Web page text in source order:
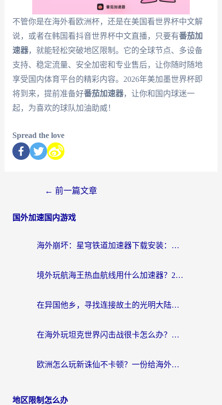
不管你是在海外看欧洲杯，还是在美国看世界杯中文解
说，或者在韩国看抖音世界杯中文直播，只要有番茄加
速器，就能轻松突破地区限制。它的全球节点、多设备
支持、稳定流量、安全加密和专业售后，让你随时随地
享受国内体育平台的精彩内容。2026年美加墨世界杯即
将到来，提前准备好番茄加速器，让你和国内球迷一
起，为喜欢的球队加油助威！
Spread the love
← 前一篇文章
国外加速国内游戏
海外崩坏：星穹铁道加速器下载安装：一份给游子的终极网络指南
境外玩航海王热血航线用什么加速器？2026海外玩家实测最优方案（附欧洲问道堡垒前线加速技巧）
在异国他乡，寻找连接故土的光明大陆免费加速器
在海外玩坦克世界闪击战很卡怎么办？老玩家亲测有效的加速器选择指南
欧洲怎么玩新诛仙不卡顿？一份给海外游子的国服游戏畅玩指南
地区限制怎么办